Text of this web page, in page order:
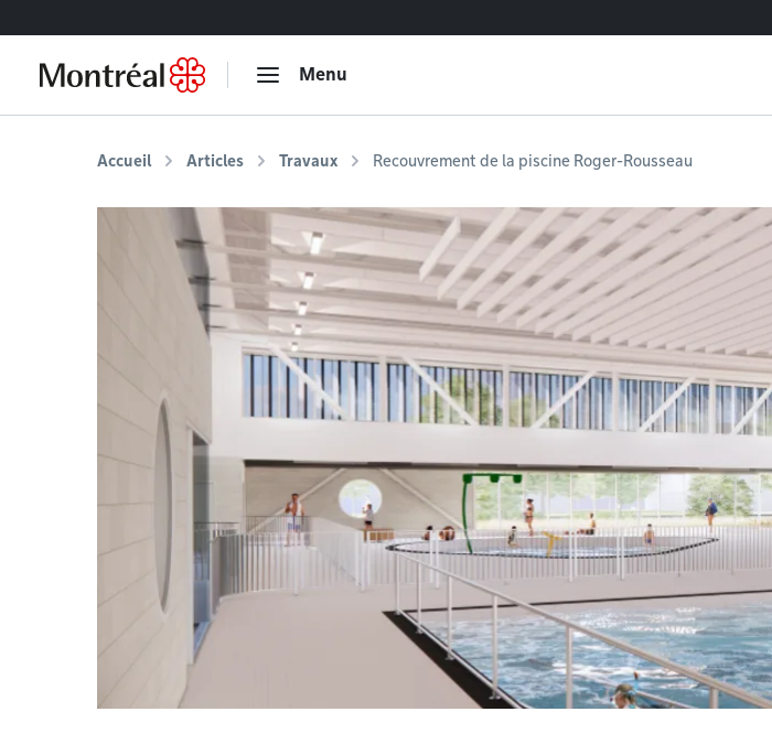
Menu
Accueil Articles Travaux Recouvrement de la piscine Roger-Rousseau